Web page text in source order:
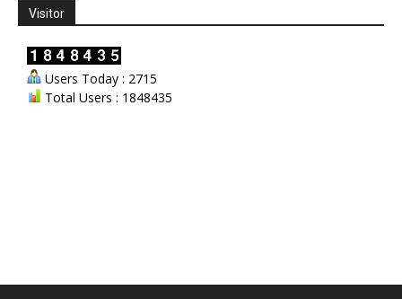
Visitor
Users Today : 2715
Total Users : 1848435